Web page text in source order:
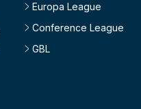
Europa League
Conference League
GBL